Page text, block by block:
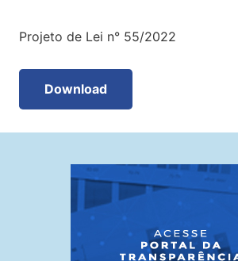
Projeto de Lei n° 55/2022
Download